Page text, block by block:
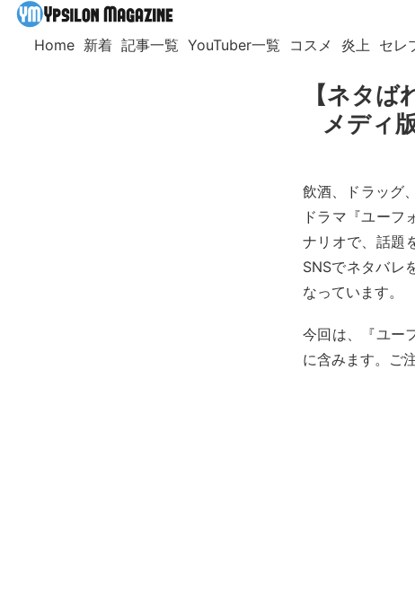
Home 新着 記事一覧 YouTuber一覧 コスメ 炎上 セレ
【ネタ
メディ
飲酒、ドラッグ
ドラマ『ユーフ
ナリオで、話題
SNSでネタバレ
なっています。
今回は、『ユー
に含みます。ご